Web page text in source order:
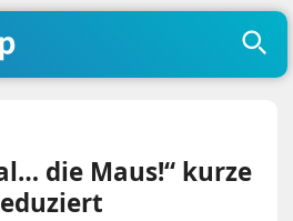
die Maus!“ kurze